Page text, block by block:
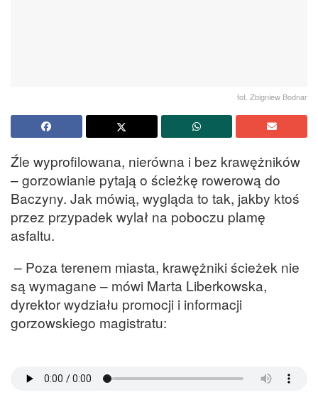
fot. Zbigniew Bodnar
Źle wyprofilowana, nierówna i bez krawężników
– gorzowianie pytają o ścieżkę rowerową do
Baczyny. Jak mówią, wygląda to tak, jakby ktoś
przez przypadek wylał na poboczu plamę
asfaltu.
– Poza terenem miasta, krawężniki ścieżek nie
są wymagane – mówi Marta Liberkowska,
dyrektor wydziału promocji i informacji
gorzowskiego magistratu: